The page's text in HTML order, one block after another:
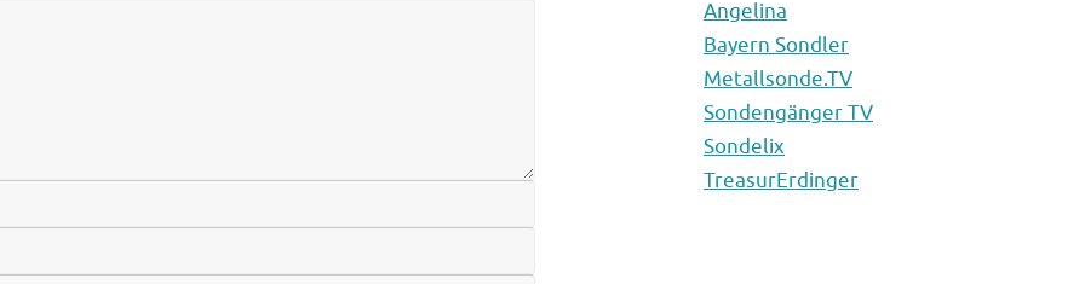
Angelina
Bayern Sondler
Metallsonde.TV
Sondengänger TV
Sondelix
TreasurErdinger